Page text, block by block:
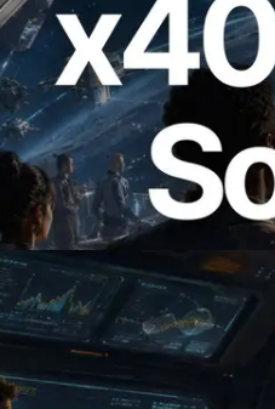
支付的 Solana RPC
付款的時代開啟